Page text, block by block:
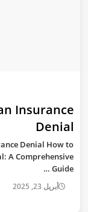
Insurance
Denial
Denial How to
A Comprehensive
Guide …
أبريل 23, 2025